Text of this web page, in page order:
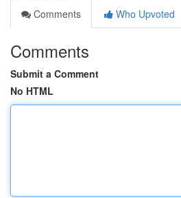
Comments
Who Upvoted
Comments
Submit a Comment
No HTML